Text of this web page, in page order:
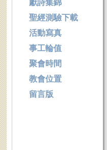
獻詩集錦
聖經測驗下載
活動寫真
事工輪值
聚會時間
教會位置
留言版